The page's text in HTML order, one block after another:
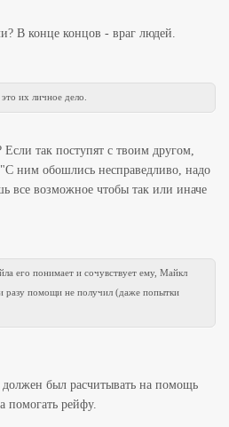
В конце концов - враг людей.
их личное дело.
так поступят с твоим другом,
ним обошлись несправедливо, надо
все возможное чтобы так или иначе
его понимает и сочувствует ему, Майкл
разу помощи не получил (даже попытки
был расчитывать на помощь
помогать рейфу.